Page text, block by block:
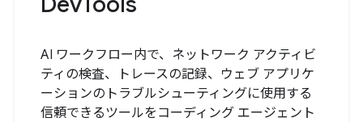
AI ワークフロー内で、ネットワーク アクティビ
ティの検査、トレースの記録、ウェブ アプリケ
ーションのトラブルシューティングに使用する
信頼できるツールをコーディング エージェント